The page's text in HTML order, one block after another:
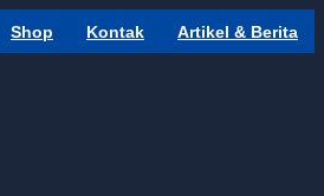
Shop Kontak Artikel & Berita